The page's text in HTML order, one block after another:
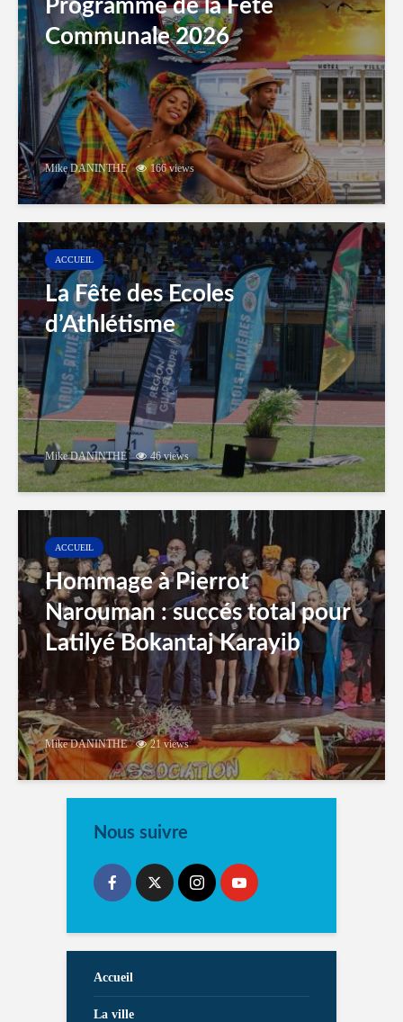
Programme de la Fête
Communale 2026
Mike DANINTHE 166 views
ACCUEIL
La Fête des Ecoles
d’Athlétisme
Mike DANINTHE 46 views
ACCUEIL
Hommage à Pierrot
Narouman : succés total pour
Latilyé Bokantaj Karayib
Mike DANINTHE 21 views
Nous suivre
Accueil
La ville